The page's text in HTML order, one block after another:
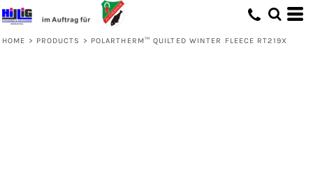
HOME > PRODUCTS > POLARTHERM™ QUILTED WINTER FLEECE RT219X